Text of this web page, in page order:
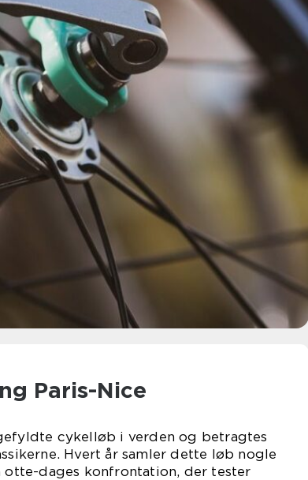
Paris-Nice
cykelløb i verden og betragtes
Hvert år samler dette løb nogle
dages konfrontation, der tester